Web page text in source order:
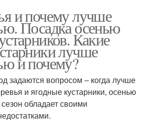
и почему лучше
Посадка осенью
Какие
лучше
и почему?
задаются вопросом – когда лучше
и ягодные кустарники, осенью
обладает своими